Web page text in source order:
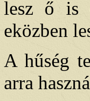
lesz ő is
eközben
A hűség
arra